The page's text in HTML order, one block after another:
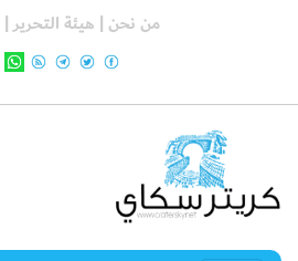
من نحن | هيئة التحرير |